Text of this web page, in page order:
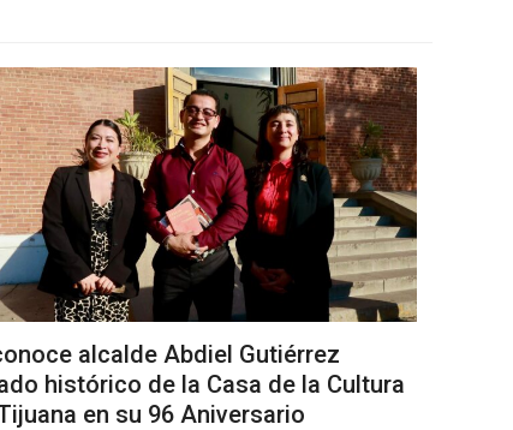
alcalde Abdiel Gutiérrez
histórico de la Casa de la Cultura
en su 96 Aniversario